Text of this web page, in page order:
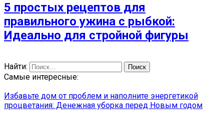
5 простых рецептов для
правильного ужина с рыбкой:
Идеально для стройной фигуры
Найти:
Самые интересные:
Избавьте дом от проблем и наполните энергетикой
процветания: Денежная уборка перед Новым годом